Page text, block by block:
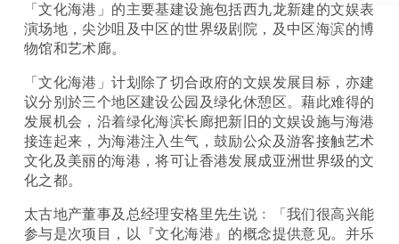
「文化海港」的主要基建设施包括西九龙新建的文娱表
演场地，尖沙咀及中区的世界级剧院，及中区海滨的博
物馆和艺术廊。
「文化海港」计划除了切合政府的文娱发展目标，亦建
议分别於三个地区建设公园及绿化休憩区。藉此难得的
发展机会，沿着绿化海滨长廊把新旧的文娱设施与海港
接连起来，为海港注入生气，鼓励公众及游客接触艺术
文化及美丽的海港，将可让香港发展成亚洲世界级的文
化之都。
太古地产董事及总经理安格里先生说﹕「我们很高兴能
参与是次项目，以『文化海港』的概念提供意见。并乐